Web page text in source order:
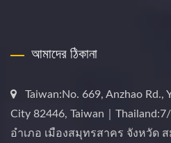
আমাদের ঠিকানা
Taiwan:No. 669, Anzhao Rd.,
City 82446, Taiwan｜
อำเภอ เมืองสมุทรสาคร จังหวัด